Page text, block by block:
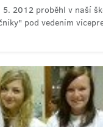
2012 proběhl v naší
pod vedením